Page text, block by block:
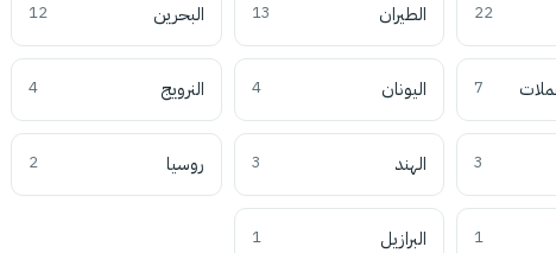
22 الطيران 13 البحرين 12
7 اليونان 4 النرويج 4
3 الهند 3 روسيا 2
1 البرازيل 1